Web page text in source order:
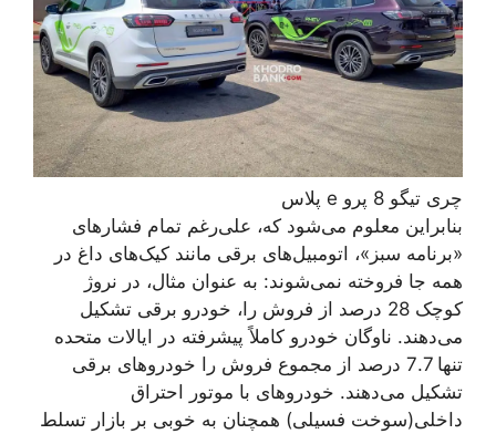
چری تیگو 8 پرو e پلاس
بنابراین معلوم می‌شود که، علی‌رغم تمام فشارهای
«برنامه سبز»، اتومبیل‌های برقی مانند کیک‌های داغ در
همه جا فروخته نمی‌شوند: به عنوان مثال، در نروژ
کوچک 28 درصد از فروش را، خودرو برقی تشکیل
می‌دهند. ناوگان خودرو کاملاً پیشرفته در ایالات متحده
تنها 7.7 درصد از مجموع فروش را خودروهای برقی
تشکیل می‌دهند. خودروهای با موتور احتراق
داخلی(سوخت فسیلی) همچنان به خوبی بر بازار تسلط